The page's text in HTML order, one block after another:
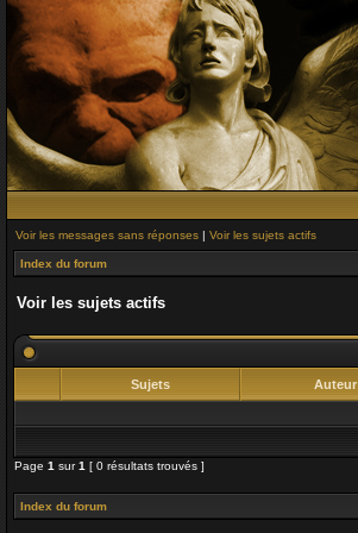
Voir les messages sans réponses | Voir les sujets actifs
Index du forum
Voir les sujets actifs
Sujets Auteur
Page 1 sur1 [ 0 résultats trouvés ]
Index du forum